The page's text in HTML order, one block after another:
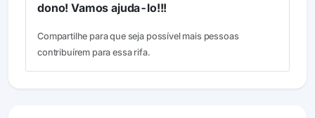
dono! Vamos ajuda-lo!!!
Compartilhe para que seja possível mais pessoas
contribuírem para essa rifa.